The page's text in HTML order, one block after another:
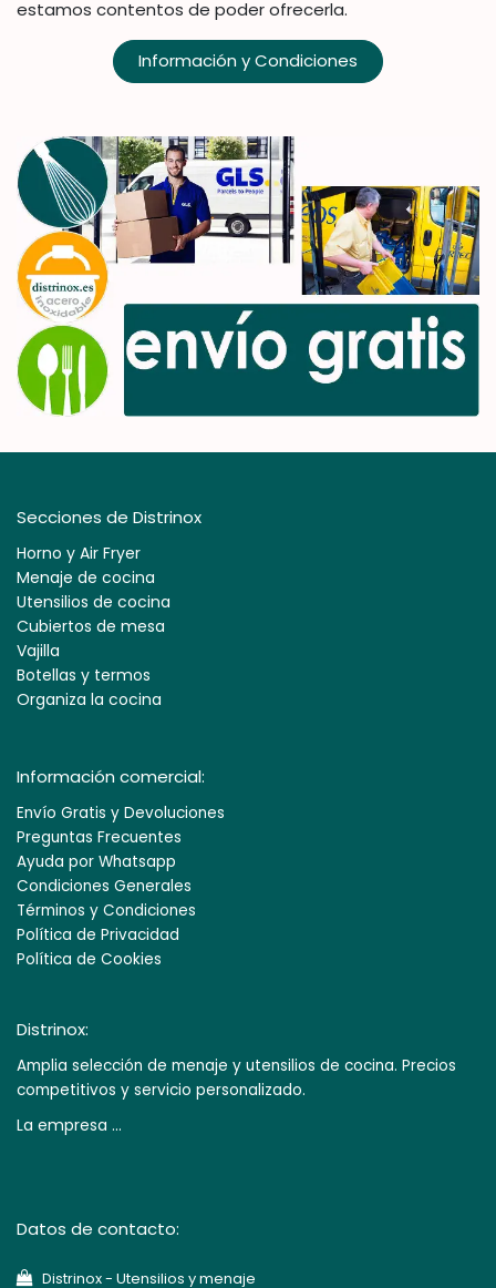
estamos contentos de poder ofrecerla.
Información y Condiciones
Secciones de Distrinox
Horno y Air Fryer
Menaje de cocina
Utensilios de cocina
Cubiertos de mesa
Vajilla
Botellas y termos
Organiza la cocina
Información comercial:
Envío Gratis y Devoluciones
Preguntas Frecuentes
Ayuda por Whatsapp
Condiciones Generales
Términos y Condiciones
Política de Privacidad
Política de Cookies
Distrinox:
Amplia selección de menaje y utensilios de cocina. Precios
competitivos y servicio personalizado.
La empresa ...
Datos de contacto:
Di​strinox - Utensilios y menaje